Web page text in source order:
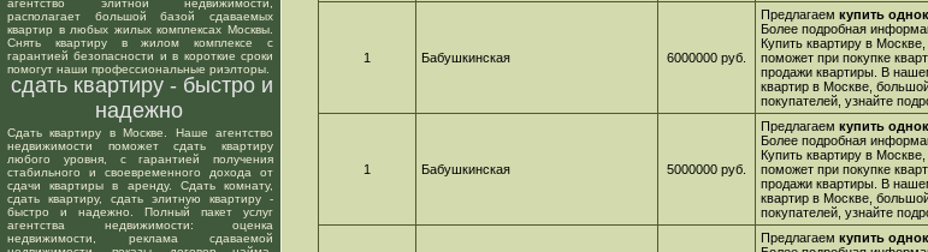
агентство элитной недвижимости,
располагает большой базой сдаваемых
квартир в любых жилых комплексах Москвы.
Снять квартиру в жилом комплексе с
гарантией безопасности и в короткие сроки
помогут наши профессиональные риэлторы.
сдать квартиру - быстро и
надежно
Сдать квартиру в Москве. Наше агентство
недвижимости поможет сдать квартиру
любого уровня, с гарантией получения
стабильного и своевременного дохода от
сдачи квартиры в аренду. Сдать комнату,
сдать квартиру, сдать элитную квартиру -
быстро и надежно. Полный пакет услуг
агентства недвижимости: оценка
недвижимости, реклама сдаваемой
1 Бабушкинская 6000000 руб.
Предлагаем купить
Более подробная
Купить квартиру в
поможет при покупке
продажи квартиры. В
квартир в Москве,
покупателей, узнайте
1 Бабушкинская 5000000 руб.
Предлагаем купить
Более подробная
Купить квартиру в
поможет при покупке
продажи квартиры. В
квартир в Москве,
покупателей, узнайте
Предлагаем купить